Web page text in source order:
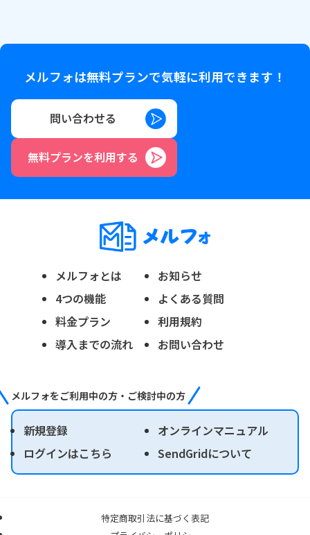
メルフォは無料プランで気軽に利用できます！
問い合わせる
無料プランを利用する
メルフォとは
4つの機能
料金プラン
導入までの流れ
お知らせ
よくある質問
利用規約
お問い合わせ
メルフォをご利用中の方・ご検討中の方
新規登録
オンラインマニュアル
ログインはこちら
SendGridについて
特定商取引法に基づく表記